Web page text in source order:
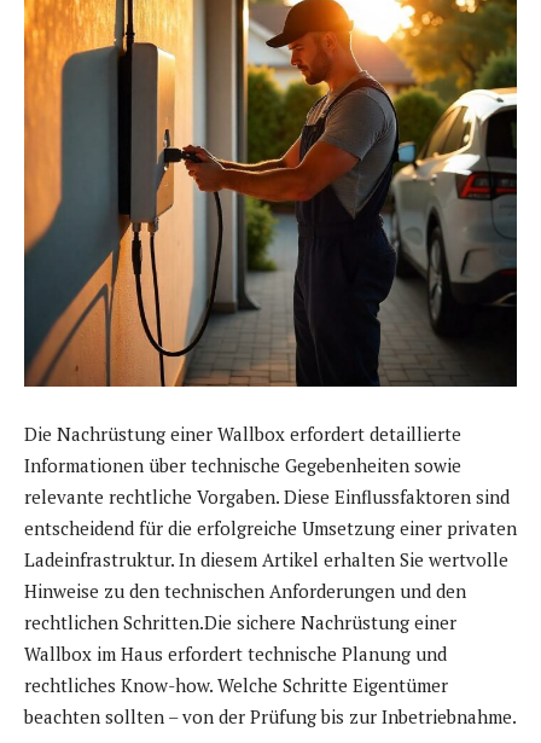
Die Nachrüstung einer Wallbox erfordert detaillierte
Informationen über technische Gegebenheiten sowie
relevante rechtliche Vorgaben. Diese Einflussfaktoren sind
entscheidend für die erfolgreiche Umsetzung einer privaten
Ladeinfrastruktur. In diesem Artikel erhalten Sie wertvolle
Hinweise zu den technischen Anforderungen und den
rechtlichen Schritten.Die sichere Nachrüstung einer
Wallbox im Haus erfordert technische Planung und
rechtliches Know-how. Welche Schritte Eigentümer
beachten sollten – von der Prüfung bis zur Inbetriebnahme.